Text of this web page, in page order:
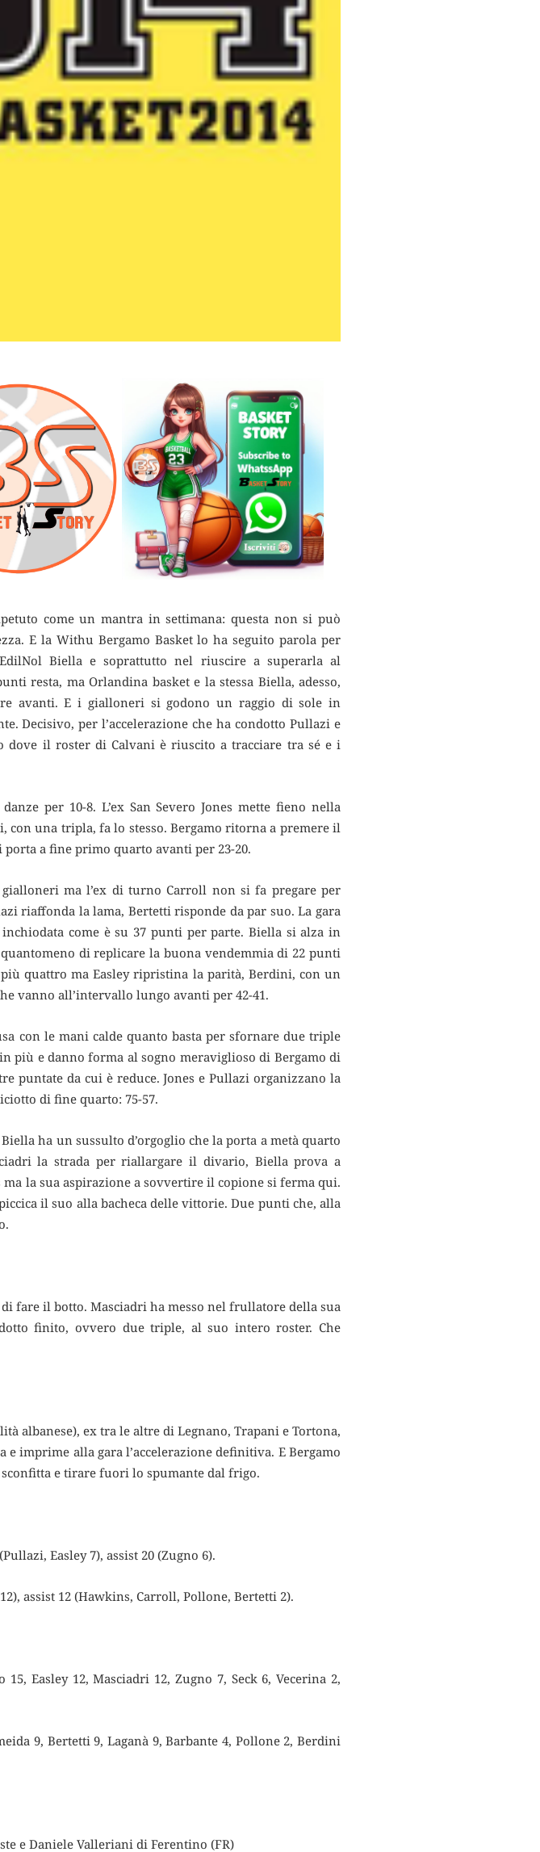
come un mantra in settimana: questa non si può
E la Withu Bergamo Basket lo ha seguito parola per
Biella e soprattutto nel riuscire a superarla al
resta, ma Orlandina basket e la stessa Biella, adesso,
avanti. E i gialloneri si godono un raggio di sole in
Decisivo, per l’accelerazione che ha condotto Pullazi e
il roster di Calvani è riuscito a tracciare tra sé e i
per 10-8. L’ex San Severo Jones mette fieno nella
con una tripla, fa lo stesso. Bergamo ritorna a premere il
porta a fine primo quarto avanti per 23-20.
gialloneri ma l’ex di turno Carroll non si fa pregare per
riaffonda la lama, Bertetti risponde da par suo. La gara
come è su 37 punti per parte. Biella si alza in
di replicare la buona vendemmia di 22 punti
quattro ma Easley ripristina la parità, Berdini, con un
vanno all’intervallo lungo avanti per 42-41.
con le mani calde quanto basta per sfornare due triple
più e danno forma al sogno meraviglioso di Bergamo di
puntate da cui è reduce. Jones e Pullazi organizzano la
di fine quarto: 75-57.
ha un sussulto d’orgoglio che la porta a metà quarto
la strada per riallargare il divario, Biella prova a
la sua aspirazione a sovvertire il copione si ferma qui.
il suo alla bacheca delle vittorie. Due punti che, alla
fare il botto. Masciadri ha messo nel frullatore della sua
finito, ovvero due triple, al suo intero roster. Che
albanese), ex tra le altre di Legnano, Trapani e Tortona,
imprime alla gara l’accelerazione definitiva. E Bergamo
e tirare fuori lo spumante dal frigo.
Easley 7), assist 20 (Zugno 6).
assist 12 (Hawkins, Carroll, Pollone, Bertetti 2).
15, Easley 12, Masciadri 12, Zugno 7, Seck 6, Vecerina 2,
9, Bertetti 9, Laganà 9, Barbante 4, Pollone 2, Berdini
e Daniele Valleriani di Ferentino (FR)